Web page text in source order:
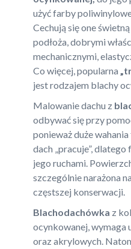
użyć farby
Cechują się one
podłoża, dobrymi
mechanicznymi,
Co więcej, popularna
jest rodzajem blachy
Malowanie dachu z
odbywać się przy
ponieważ duże
dach „pracuje”, dlatego
jego ruchami.
szczególnie narażona
częstszej konserwacji.
Blachodachówka z
ocynkowanej, wymaga
oraz akrylowych.